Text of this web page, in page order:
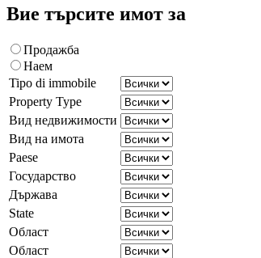
Вие търсите имот за
Продажба
Наем
Tipo di immobile
Property Type
Вид недвижимости
Вид на имота
Paese
Государство
Държава
State
Област
Област